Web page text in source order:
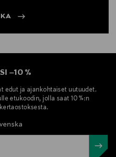
–10 %
edut ja ajankohtaiset uutuudet.
etukoodin, jolla saat 10 %:n